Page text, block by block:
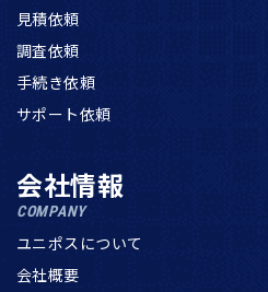
見積依頼
調査依頼
手続き依頼
サポート依頼
会社情報
COMPANY
ユニポスについて
会社概要